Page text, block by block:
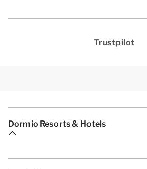
Trustpilot
Dormio Resorts & Hotels